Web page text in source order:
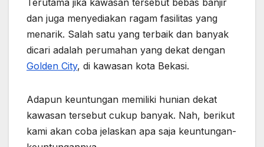
dan juga menyediakan ragam fasilitas yang
menarik. Salah satu yang terbaik dan banyak
dicari adalah perumahan yang dekat dengan
Golden City, di kawasan kota Bekasi.
Adapun keuntungan memiliki hunian dekat
kawasan tersebut cukup banyak. Nah, berikut
kami akan coba jelaskan apa saja keuntungan-